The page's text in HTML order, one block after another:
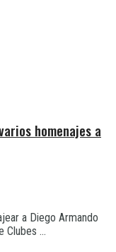
homenajes a
a Diego Armando
Clubes ...